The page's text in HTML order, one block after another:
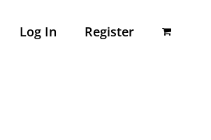
Log In Register